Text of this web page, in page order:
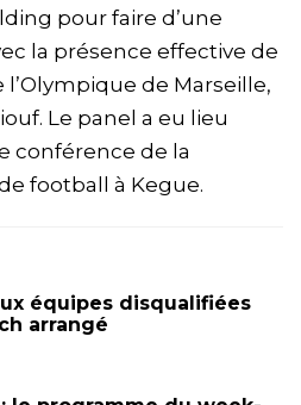
pour faire d’une
la présence effective de
l’Olympique de Marseille,
Le panel a eu lieu
conférence de la
football à Kegue.
équipes disqualifiées
arrangé